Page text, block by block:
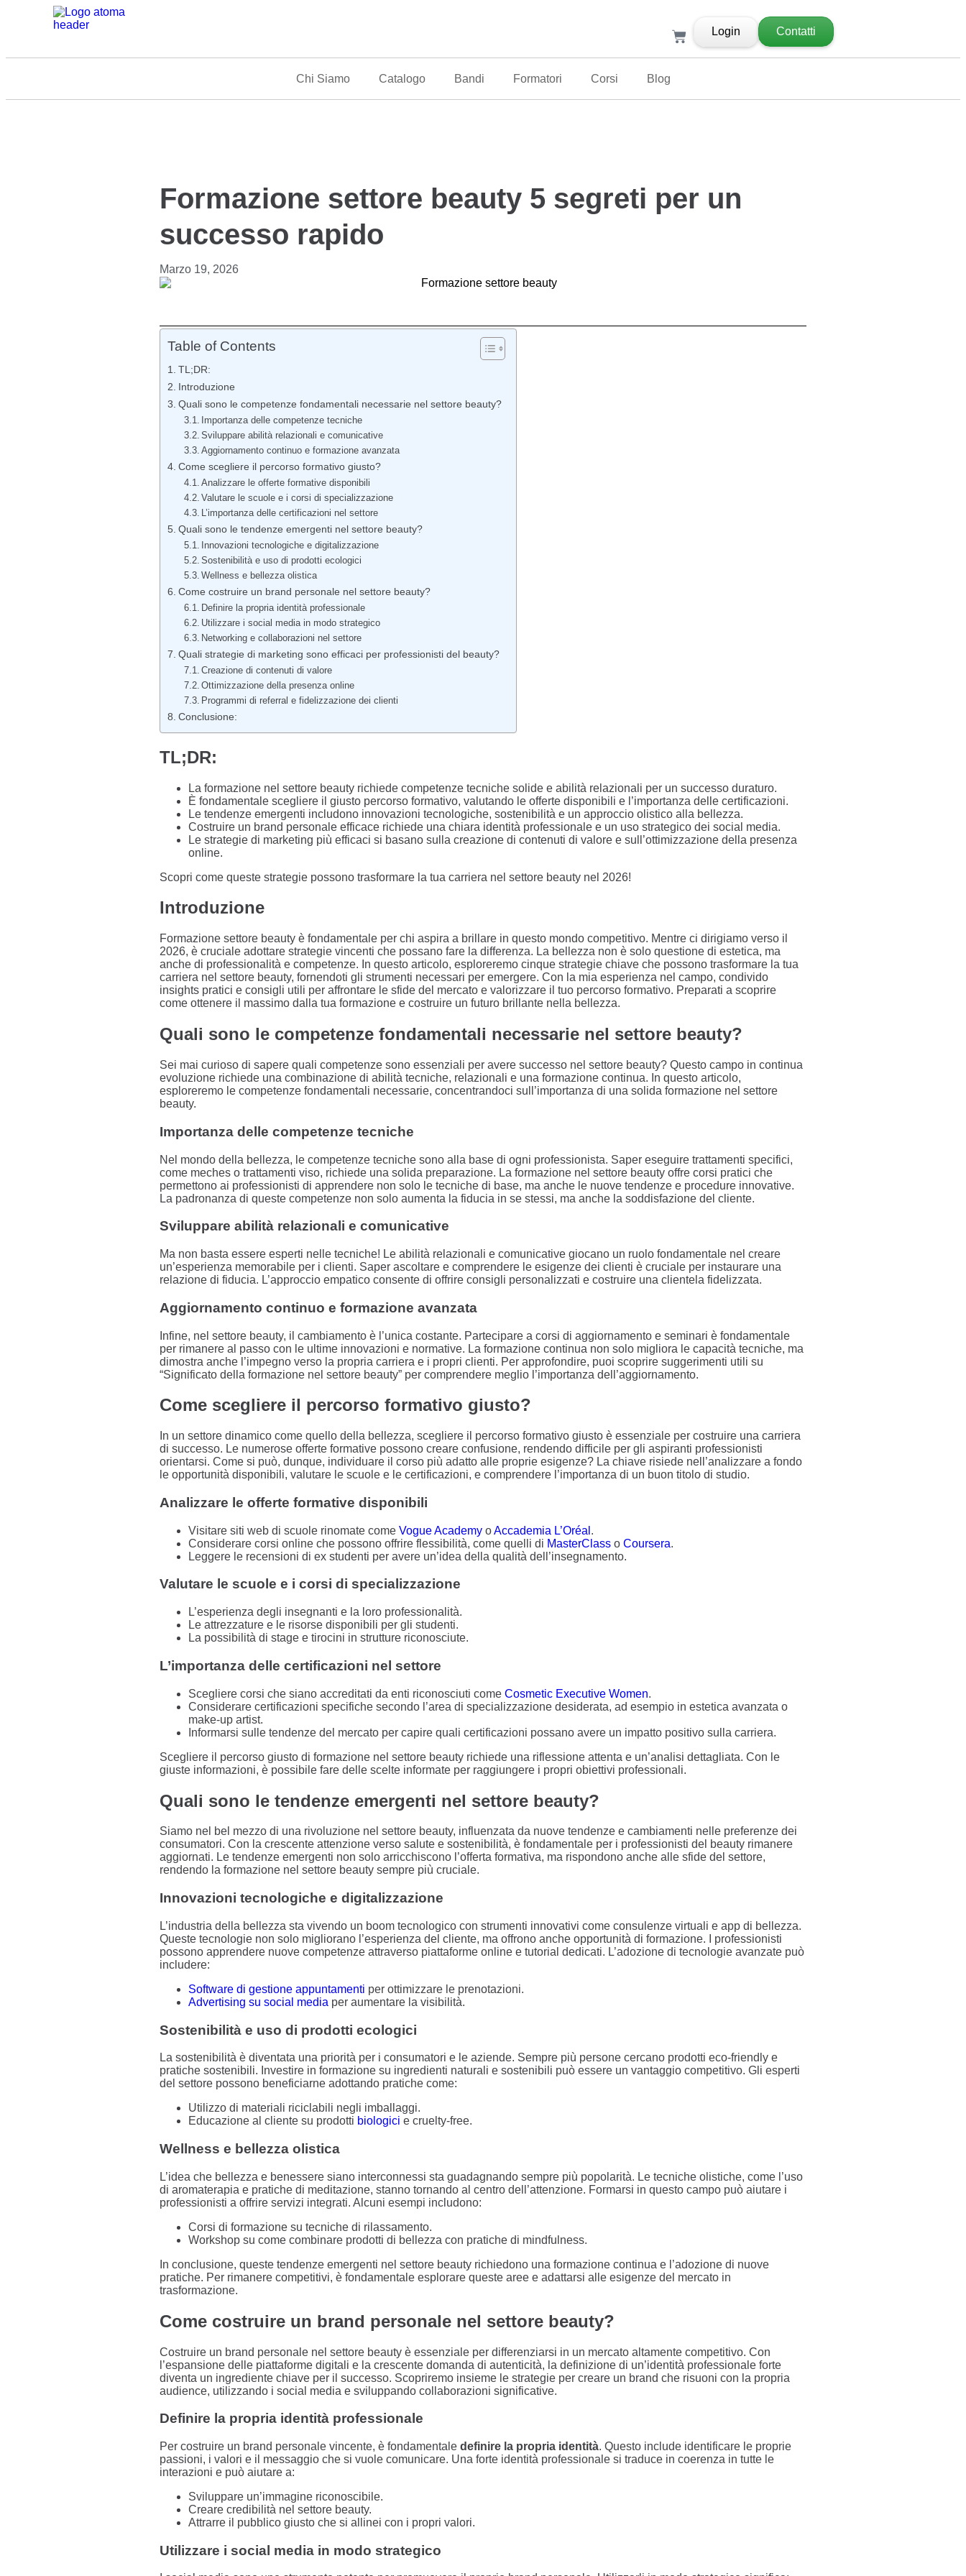
Login Contatti
Chi Siamo Catalogo Bandi Formatori Corsi Blog
Formazione settore beauty 5 segreti per un
successo rapido
Marzo 19, 2026
Table of Contents
TL;DR:
Introduzione
Quali sono le competenze fondamentali necessarie nel settore beauty?
Importanza delle competenze tecniche
Sviluppare abilità relazionali e comunicative
Aggiornamento continuo e formazione avanzata
Come scegliere il percorso formativo giusto?
Analizzare le offerte formative disponibili
Valutare le scuole e i corsi di specializzazione
L’importanza delle certificazioni nel settore
Quali sono le tendenze emergenti nel settore beauty?
Innovazioni tecnologiche e digitalizzazione
Sostenibilità e uso di prodotti ecologici
Wellness e bellezza olistica
Come costruire un brand personale nel settore beauty?
Definire la propria identità professionale
Utilizzare i social media in modo strategico
Networking e collaborazioni nel settore
Quali strategie di marketing sono efficaci per professionisti del beauty?
Creazione di contenuti di valore
Ottimizzazione della presenza online
Programmi di referral e fidelizzazione dei clienti
Conclusione:
TL;DR:
La formazione nel settore beauty richiede competenze tecniche solide e abilità relazionali per un successo duraturo.
È fondamentale scegliere il giusto percorso formativo, valutando le offerte disponibili e l’importanza delle certificazioni.
Le tendenze emergenti includono innovazioni tecnologiche, sostenibilità e un approccio olistico alla bellezza.
Costruire un brand personale efficace richiede una chiara identità professionale e un uso strategico dei social media.
Le strategie di marketing più efficaci si basano sulla creazione di contenuti di valore e sull’ottimizzazione della presenza
online.
Scopri come queste strategie possono trasformare la tua carriera nel settore beauty nel 2026!
Introduzione
Formazione settore beauty è fondamentale per chi aspira a brillare in questo mondo competitivo. Mentre ci dirigiamo verso il
2026, è cruciale adottare strategie vincenti che possano fare la differenza. La bellezza non è solo questione di estetica, ma
anche di professionalità e competenze. In questo articolo, esploreremo cinque strategie chiave che possono trasformare la tua
carriera nel settore beauty, fornendoti gli strumenti necessari per emergere. Con la mia esperienza nel campo, condivido
insights pratici e consigli utili per affrontare le sfide del mercato e valorizzare il tuo percorso formativo. Preparati a scoprire
come ottenere il massimo dalla tua formazione e costruire un futuro brillante nella bellezza.
Quali sono le competenze fondamentali necessarie nel settore beauty?
Sei mai curioso di sapere quali competenze sono essenziali per avere successo nel settore beauty? Questo campo in continua
evoluzione richiede una combinazione di abilità tecniche, relazionali e una formazione continua. In questo articolo,
esploreremo le competenze fondamentali necessarie, concentrandoci sull’importanza di una solida formazione nel settore
beauty.
Importanza delle competenze tecniche
Nel mondo della bellezza, le competenze tecniche sono alla base di ogni professionista. Saper eseguire trattamenti specifici,
come meches o trattamenti viso, richiede una solida preparazione. La formazione nel settore beauty offre corsi pratici che
permettono ai professionisti di apprendere non solo le tecniche di base, ma anche le nuove tendenze e procedure innovative.
La padronanza di queste competenze non solo aumenta la fiducia in se stessi, ma anche la soddisfazione del cliente.
Sviluppare abilità relazionali e comunicative
Ma non basta essere esperti nelle tecniche! Le abilità relazionali e comunicative giocano un ruolo fondamentale nel creare
un’esperienza memorabile per i clienti. Saper ascoltare e comprendere le esigenze dei clienti è cruciale per instaurare una
relazione di fiducia. L’approccio empatico consente di offrire consigli personalizzati e costruire una clientela fidelizzata.
Aggiornamento continuo e formazione avanzata
Infine, nel settore beauty, il cambiamento è l’unica costante. Partecipare a corsi di aggiornamento e seminari è fondamentale
per rimanere al passo con le ultime innovazioni e normative. La formazione continua non solo migliora le capacità tecniche, ma
dimostra anche l’impegno verso la propria carriera e i propri clienti. Per approfondire, puoi scoprire suggerimenti utili su
“Significato della formazione nel settore beauty” per comprendere meglio l’importanza dell’aggiornamento.
Come scegliere il percorso formativo giusto?
In un settore dinamico come quello della bellezza, scegliere il percorso formativo giusto è essenziale per costruire una carriera
di successo. Le numerose offerte formative possono creare confusione, rendendo difficile per gli aspiranti professionisti
orientarsi. Come si può, dunque, individuare il corso più adatto alle proprie esigenze? La chiave risiede nell’analizzare a fondo
le opportunità disponibili, valutare le scuole e le certificazioni, e comprendere l’importanza di un buon titolo di studio.
Analizzare le offerte formative disponibili
Visitare siti web di scuole rinomate come Vogue Academy oAccademia L’Oréal .
Considerare corsi online che possono offrire flessibilità, come quelli di MasterClass o Coursera.
Leggere le recensioni di ex studenti per avere un’idea della qualità dell’insegnamento.
Valutare le scuole e i corsi di specializzazione
L’esperienza degli insegnanti e la loro professionalità.
Le attrezzature e le risorse disponibili per gli studenti.
La possibilità di stage e tirocini in strutture riconosciute.
L’importanza delle certificazioni nel settore
Scegliere corsi che siano accreditati da enti riconosciuti come Cosmetic Executive Women.
Considerare certificazioni specifiche secondo l’area di specializzazione desiderata, ad esempio in estetica avanzata o
make-up artist.
Informarsi sulle tendenze del mercato per capire quali certificazioni possano avere un impatto positivo sulla carriera.
Scegliere il percorso giusto di formazione nel settore beauty richiede una riflessione attenta e un’analisi dettagliata. Con le
giuste informazioni, è possibile fare delle scelte informate per raggiungere i propri obiettivi professionali.
Quali sono le tendenze emergenti nel settore beauty?
Siamo nel bel mezzo di una rivoluzione nel settore beauty, influenzata da nuove tendenze e cambiamenti nelle preferenze dei
consumatori. Con la crescente attenzione verso salute e sostenibilità, è fondamentale per i professionisti del beauty rimanere
aggiornati. Le tendenze emergenti non solo arricchiscono l’offerta formativa, ma rispondono anche alle sfide del settore,
rendendo la formazione nel settore beauty sempre più cruciale.
Innovazioni tecnologiche e digitalizzazione
L’industria della bellezza sta vivendo un boom tecnologico con strumenti innovativi come consulenze virtuali e app di bellezza.
Queste tecnologie non solo migliorano l’esperienza del cliente, ma offrono anche opportunità di formazione. I professionisti
possono apprendere nuove competenze attraverso piattaforme online e tutorial dedicati. L’adozione di tecnologie avanzate può
includere:
Software di gestione appuntamenti per ottimizzare le prenotazioni.
Advertising su social media per aumentare la visibilità.
Sostenibilità e uso di prodotti ecologici
La sostenibilità è diventata una priorità per i consumatori e le aziende. Sempre più persone cercano prodotti eco-friendly e
pratiche sostenibili. Investire in formazione su ingredienti naturali e sostenibili può essere un vantaggio competitivo. Gli esperti
del settore possono beneficiarne adottando pratiche come:
Utilizzo di materiali riciclabili negli imballaggi.
Educazione al cliente su prodotti biologici e cruelty-free.
Wellness e bellezza olistica
L’idea che bellezza e benessere siano interconnessi sta guadagnando sempre più popolarità. Le tecniche olistiche, come l’uso
di aromaterapia e pratiche di meditazione, stanno tornando al centro dell’attenzione. Formarsi in questo campo può aiutare i
professionisti a offrire servizi integrati. Alcuni esempi includono:
Corsi di formazione su tecniche di rilassamento.
Workshop su come combinare prodotti di bellezza con pratiche di mindfulness.
In conclusione, queste tendenze emergenti nel settore beauty richiedono una formazione continua e l’adozione di nuove
pratiche. Per rimanere competitivi, è fondamentale esplorare queste aree e adattarsi alle esigenze del mercato in
trasformazione.
Come costruire un brand personale nel settore beauty?
Costruire un brand personale nel settore beauty è essenziale per differenziarsi in un mercato altamente competitivo. Con
l’espansione delle piattaforme digitali e la crescente domanda di autenticità, la definizione di un’identità professionale forte
diventa un ingrediente chiave per il successo. Scopriremo insieme le strategie per creare un brand che risuoni con la propria
audience, utilizzando i social media e sviluppando collaborazioni significative.
Definire la propria identità professionale
Per costruire un brand personale vincente, è fondamentale definire la propria identità. Questo include identificare le proprie
passioni, i valori e il messaggio che si vuole comunicare. Una forte identità professionale si traduce in coerenza in tutte le
interazioni e può aiutare a:
Sviluppare un’immagine riconoscibile.
Creare credibilità nel settore beauty.
Attrarre il pubblico giusto che si allinei con i propri valori.
Utilizzare i social media in modo strategico